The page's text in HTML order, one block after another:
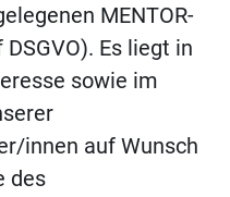
MENTOR-
Es liegt in
sowie im
innen auf Wunsch
des